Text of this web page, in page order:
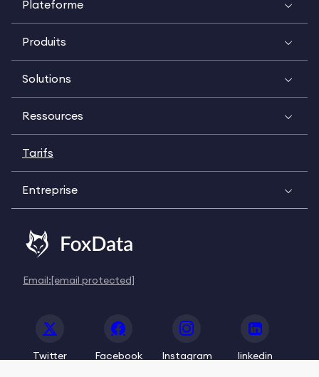
Plateforme
Produits
Solutions
Ressources
Tarifs
Entreprise
Email:[email protected]
Twitter Facebook Instagram linkedin